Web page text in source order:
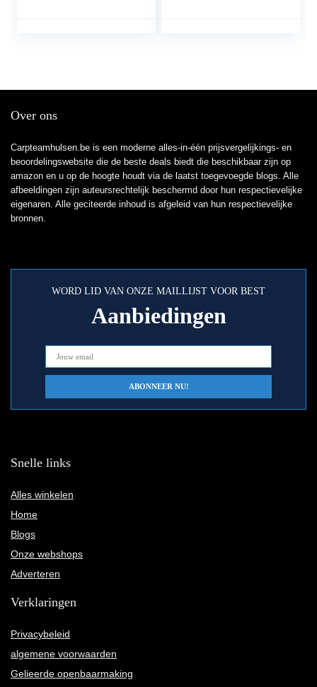
Over ons
Carpteamhulsen.be is een moderne alles-in-één prijsvergelijkings- en
beoordelingswebsite die de beste deals biedt die beschikbaar zijn op
amazon en u op de hoogte houdt via de laatst toegevoegde blogs. Alle
afbeeldingen zijn auteursrechtelijk beschermd door hun respectievelijke
eigenaren. Alle geciteerde inhoud is afgeleid van hun respectievelijke
bronnen.
WORD LID VAN ONZE MAILLIJST VOOR BEST
Aanbiedingen
Snelle links
Alles winkelen
Home
Blogs
Onze webshops
Adverteren
Verklaringen
Privacybeleid
algemene voorwaarden
Gelieerde openbaarmaking